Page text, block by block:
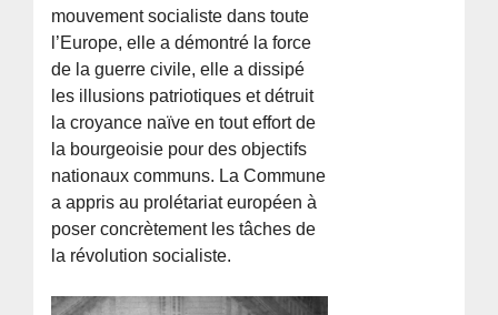
mouvement socialiste dans toute
l’Europe, elle a démontré la force
de la guerre civile, elle a dissipé
les illusions patriotiques et détruit
la croyance naïve en tout effort de
la bourgeoisie pour des objectifs
nationaux communs. La Commune
a appris au prolétariat européen à
poser concrètement les tâches de
la révolution socialiste.